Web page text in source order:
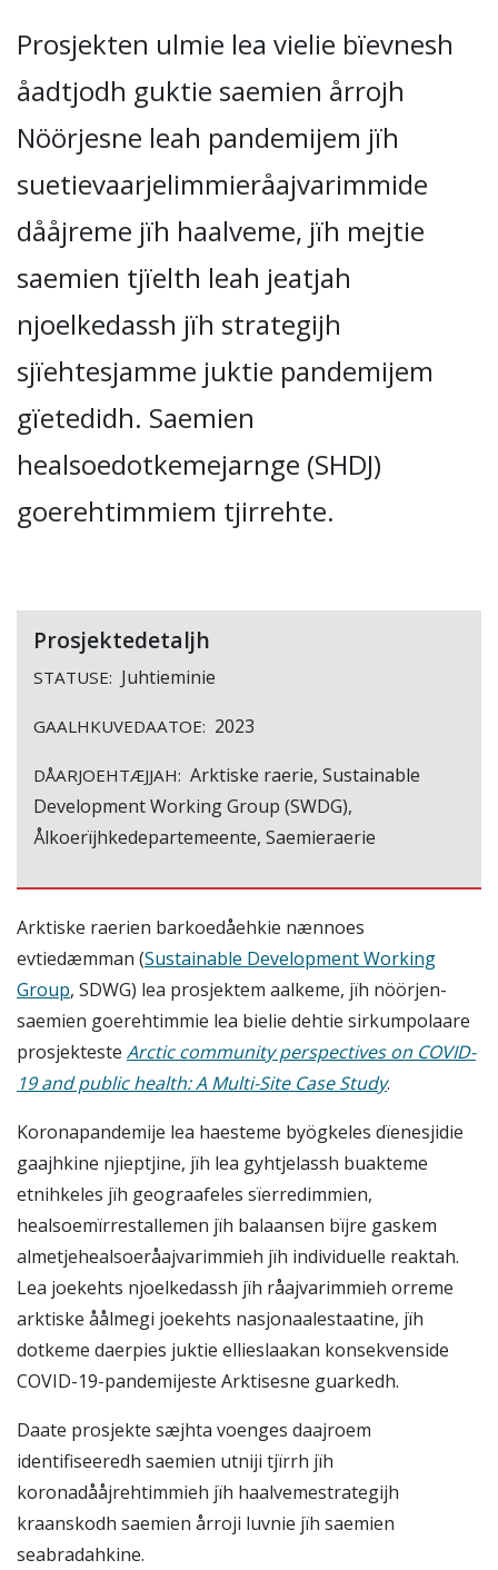
Prosjekten ulmie lea vielie bïevnesh
åadtjodh guktie saemien årrojh
Nöörjesne leah pandemijem jïh
suetievaarjelimmieråajvarimmide
dååjreme jïh haalveme, jïh mejtie
saemien tjïelth leah jeatjah
njoelkedassh jïh strategijh
sjïehtesjamme juktie pandemijem
gïetedidh. Saemien
healsoedotkemejarnge (SHDJ)
goerehtimmiem tjirrehte.
Prosjektedetaljh
STATUSE: Juhtieminie
GAALHKUVEDAATOE: 2023
DÅARJOEHTÆJJAH: Arktiske raerie, Sustainable
Development Working Group (SWDG),
Ålkoerïjhkedepartemeente, Saemieraerie
Arktiske raerien barkoedåehkie nænnoes
evtiedæmman (Sustainable Development Working
Group, SDWG) lea prosjektem aalkeme, jïh nöörjen-
saemien goerehtimmie lea bielie dehtie sirkumpolaare
prosjekteste Arctic community perspectives on COVID-
19 and public health: A Multi-Site Case Study.
Koronapandemije lea haesteme byögkeles dïenesjidie
gaajhkine njieptjine, jïh lea gyhtjelassh buakteme
etnihkeles jïh geograafeles sïerredimmien,
healsoemïrrestallemen jïh balaansen bïjre gaskem
almetjehealsoeråajvarimmieh jïh individuelle reaktah.
Lea joekehts njoelkedassh jïh råajvarimmieh orreme
arktiske åålmegi joekehts nasjonaalestaatine, jïh
dotkeme daerpies juktie ellieslaakan konsekvenside
COVID-19-pandemijeste Arktisesne guarkedh.
Daate prosjekte sæjhta voenges daajroem
identifiseeredh saemien utniji tjïrrh jïh
koronadååjrehtimmieh jïh haalvemestrategijh
kraanskodh saemien årroji luvnie jïh saemien
seabradahkine.